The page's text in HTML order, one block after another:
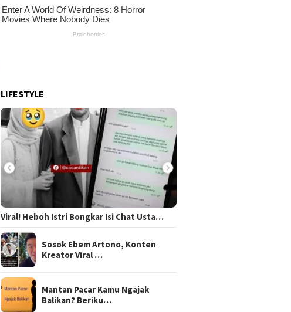
LIFESTYLE
Viral! Heboh Istri Bongkar Isi Chat Usta…
Sosok Ebem Artono, Konten
Kreator Viral …
Mantan Pacar Kamu Ngajak
Balikan? Beriku…